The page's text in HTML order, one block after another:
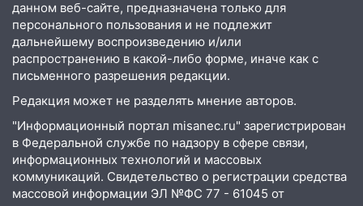
данном веб-сайте, предназначена только для
персонального пользования и не подлежит
дальнейшему воспроизведению и/или
распространению в какой-либо форме, иначе как с
письменного разрешения редакции.
Редакция может не разделять мнение авторов.
"Информационный портал misanec.ru" зарегистрирован
в Федеральной службе по надзору в сфере связи,
информационных технологий и массовых
коммуникаций. Свидетельство о регистрации средства
массовой информации ЭЛ №ФС 77 - 61045 от